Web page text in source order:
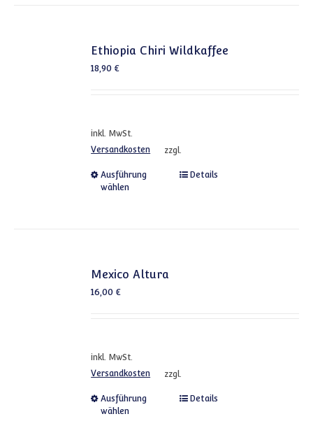
Ethiopia Chiri Wildkaffee
18,90€
inkl. MwSt.
zzgl.
Versandkosten
Ausführung
wählen
Dieses Produkt weist
Details
Mexico Altura
16,00€
inkl. MwSt.
zzgl.
Versandkosten
Ausführung
wählen
Dieses Produkt weist
Details